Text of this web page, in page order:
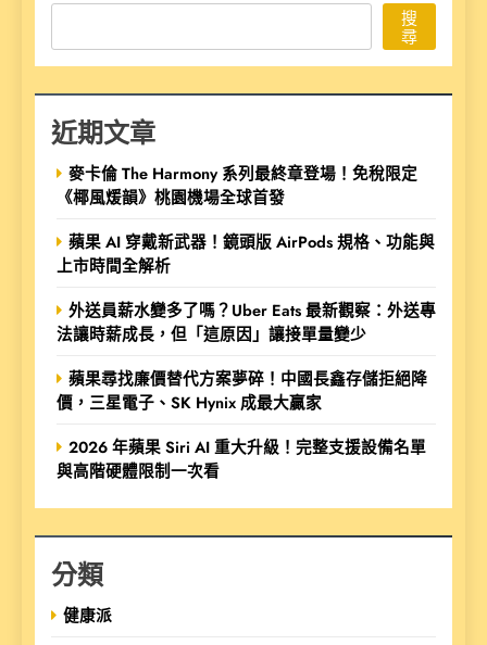
搜
尋
近期文章
麥卡倫 The Harmony 系列最終章登場！免稅限定
《椰風煖韻》桃園機場全球首發
蘋果 AI 穿戴新武器！鏡頭版 AirPods 規格、功能與
上市時間全解析
外送員薪水變多了嗎？Uber Eats 最新觀察：外送專
法讓時薪成長，但「這原因」讓接單量變少
蘋果尋找廉價替代方案夢碎！中國長鑫存儲拒絕降
價，三星電子、SK Hynix 成最大贏家
2026 年蘋果 Siri AI 重大升級！完整支援設備名單
與高階硬體限制一次看
分類
健康派